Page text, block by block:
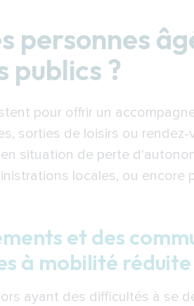
et des communes pour le
de la SNCF
: quelles solutions
?
pour des déplacements
: un accompagnement
les personnes à mobilité
?
personnes
publics ?
pour offrir un
sorties de loisirs ou rendez-
situation de perte
locales, ou encore
et des
à mobilité réduite
ayant des difficultés à se